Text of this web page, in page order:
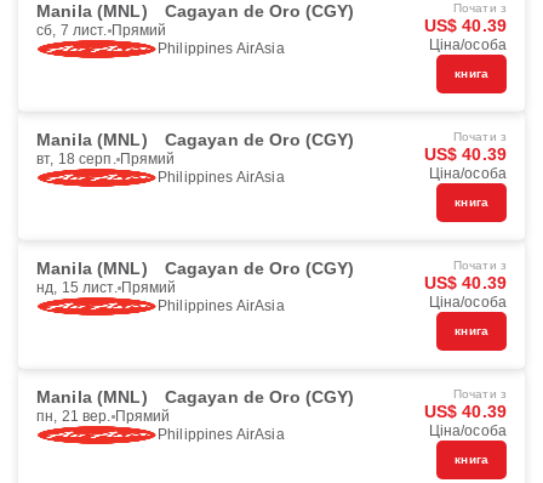
Manila (MNL) Cagayan de Oro (CGY)
сб, 7 лист. Прямий
Philippines AirAsia
Почати з
US$ 40.39
Ціна/особа
книга
Manila (MNL) Cagayan de Oro (CGY)
вт, 18 серп. Прямий
Philippines AirAsia
Почати з
US$ 40.39
Ціна/особа
книга
Manila (MNL) Cagayan de Oro (CGY)
нд, 15 лист. Прямий
Philippines AirAsia
Почати з
US$ 40.39
Ціна/особа
книга
Manila (MNL) Cagayan de Oro (CGY)
пн, 21 вер. Прямий
Philippines AirAsia
Почати з
US$ 40.39
Ціна/особа
книга